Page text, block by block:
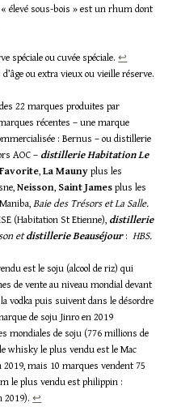
élevé sous-bois » est un rhum dont
spéciale ou cuvée spéciale.↩︎
ou extra vieux ou vieille réserve.
22 marques produites par
récentes – une marque
: Bernus – ou distillerie
AOC – distillerieHabitation Le
,La Maunyplus les
Neisson, Saint Jamesplus les
Baie des Trésors et La Salle.
(Habitation St Etienne), distillerie
etdistillerie Beauséjour:HBS.
est le soju (alcool de riz) qui
de vente au niveau mondial devant
vodka puis suivent dans le désordre
de soju Jinro en 2019
mondiales de soju (776 millions de
whisky le plus vendu est le Mac
mais 10 marques vendent 75
le plus vendu est philippin :
2019).↩︎